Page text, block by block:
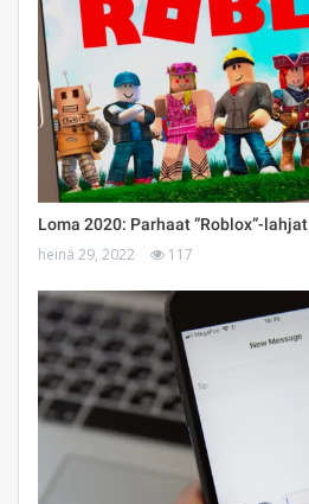
Loma 2020: Parhaat ”Roblox”-lahjat
heinä 29, 2022 117